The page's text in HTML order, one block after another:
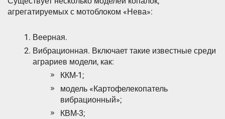
агрегатируемых с мотоблоком «Нева»:
Веерная.
Вибрационная. Включает такие известные среди
аграриев модели, как:
ККМ-1;
модель «Картофелекопатель
вибрационный»;
КВМ-3;